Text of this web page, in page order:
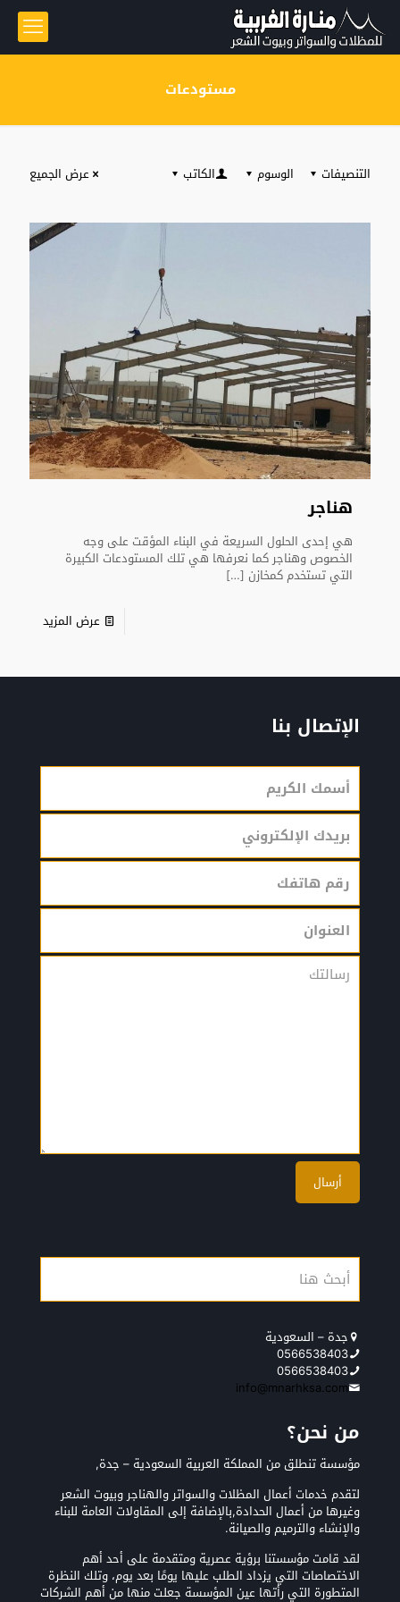
مستودعات
التنصيفات الوسوم الكاتب عرض الجميع
هناجر
هي إحدى الحلول السريعة في البناء المؤقت على وجه
الخصوص وهناجر كما نعرفها هي تلك المستودعات الكبيرة
التي تستخدم كمخازن […]
عرض المزيد
الإتصال بنا
جدة – السعودية
0566538403
0566538403
info@mnarhksa.com
من نحن؟
مؤسسة تنطلق من المملكة العربية السعودية – جدة,
لتقدم خدمات أعمال المظلات والسواتر والهناجر وبيوت الشعر
وغيرها من أعمال الحدادة,بالإضافة إلى المقاولات العامة للبناء
والإنشاء والترميم والصيانة.
لقد قامت مؤسستنا برؤية عصرية ومتقدمة على أحد أهم
الاختصاصات التي يزداد الطلب عليها يومًا بعد يوم، وتلك النظرة
المتطورة التي رأتها عين المؤسسة جعلت منها من أهم الشركات